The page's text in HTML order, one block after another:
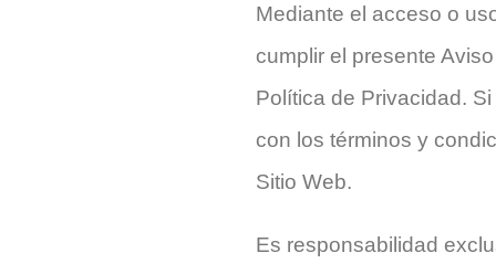
Mediante el acceso o
cumplir el presente
Política de Privacidad.
con los términos y
Sitio Web.
Es responsabilidad